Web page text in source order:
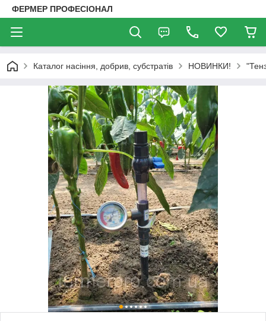
ФЕРМЕР ПРОФЕСІОНАЛ
Каталог насіння, добрив, субстратів НОВИНКИ!